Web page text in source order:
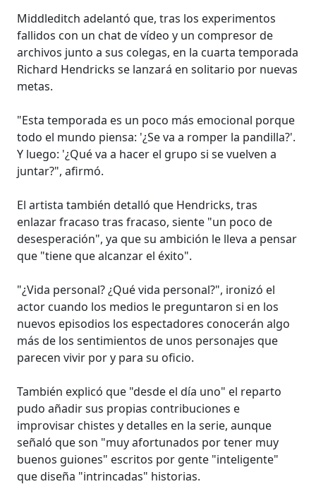
Middleditch adelantó que, tras los experimentos
fallidos con un chat de vídeo y un compresor de
archivos junto a sus colegas, en la cuarta temporada
Richard Hendricks se lanzará en solitario por nuevas
metas.
"Esta temporada es un poco más emocional porque
todo el mundo piensa: '¿Se va a romper la pandilla?'.
Y luego: '¿Qué va a hacer el grupo si se vuelven a
juntar?", afirmó.
El artista también detalló que Hendricks, tras
enlazar fracaso tras fracaso, siente "un poco de
desesperación", ya que su ambición le lleva a pensar
que "tiene que alcanzar el éxito".
"¿Vida personal? ¿Qué vida personal?", ironizó el
actor cuando los medios le preguntaron si en los
nuevos episodios los espectadores conocerán algo
más de los sentimientos de unos personajes que
parecen vivir por y para su oficio.
También explicó que "desde el día uno" el reparto
pudo añadir sus propias contribuciones e
improvisar chistes y detalles en la serie, aunque
señaló que son "muy afortunados por tener muy
buenos guiones" escritos por gente "inteligente"
que diseña "intrincadas" historias.